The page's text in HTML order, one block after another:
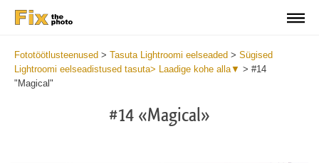
Fototöötlusteenused > Tasuta Lightroomi eelseaded > Sügised
Lightroomi eelseadistused tasuta> Laadige kohe alla▼ > #14
"Magical"
#14 «Magical»